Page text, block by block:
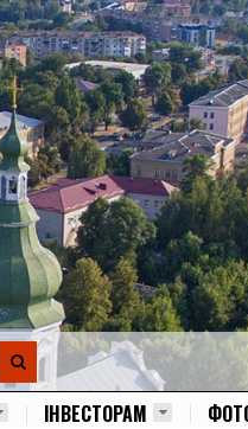
ІНВЕСТОРАМ